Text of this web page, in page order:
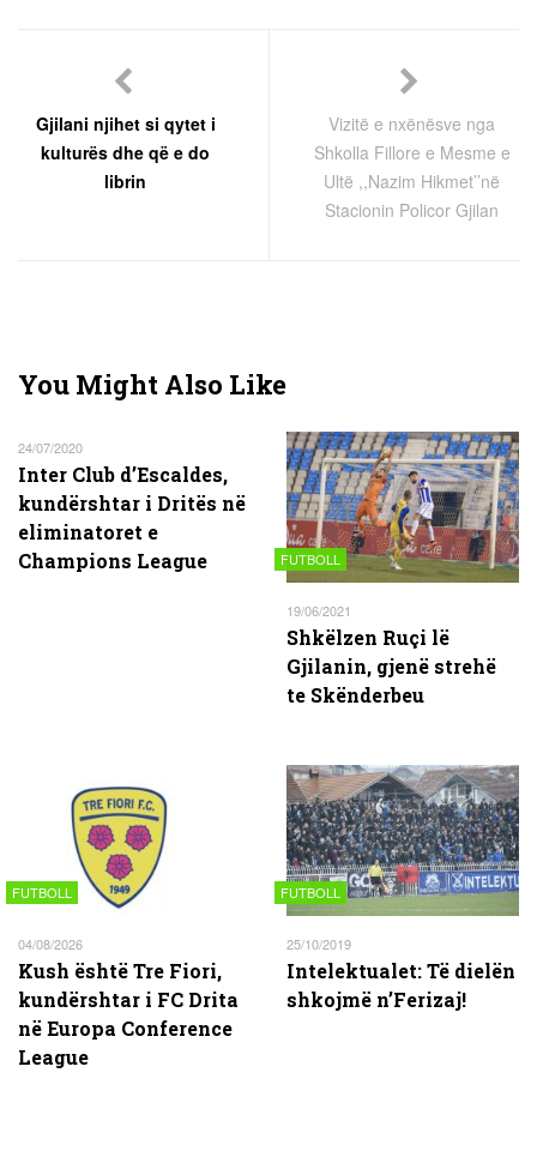
Gjilani njihet si qytet i
kulturës dhe që e do
librin
Vizitë e nxënësve nga
Shkolla Fillore e Mesme e
Ultë ,,Nazim Hikmet’’në
Stacionin Policor Gjilan
You Might Also Like
24/07/2020
Inter Club d’Escaldes,
kundërshtar i Dritës në
eliminatoret e
Champions League
FUTBOLL
19/06/2021
Shkëlzen Ruçi lë
Gjilanin, gjenë strehë
te Skënderbeu
FUTBOLL
04/08/2026
Kush është Tre Fiori,
kundërshtar i FC Drita
në Europa Conference
League
FUTBOLL
25/10/2019
Intelektualet: Të dielën
shkojmë n’Ferizaj!